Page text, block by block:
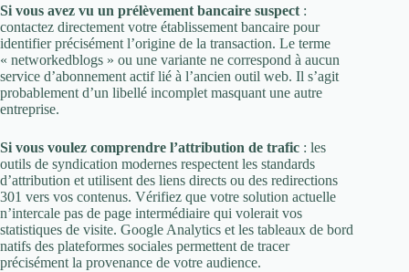
Si vous avez vu un prélèvement bancaire suspect :
contactez directement votre établissement bancaire pour
identifier précisément l’origine de la transaction. Le terme
« networkedblogs » ou une variante ne correspond à aucun
service d’abonnement actif lié à l’ancien outil web. Il s’agit
probablement d’un libellé incomplet masquant une autre
entreprise.
Si vous voulez comprendre l’attribution de trafic : les
outils de syndication modernes respectent les standards
d’attribution et utilisent des liens directs ou des redirections
301 vers vos contenus. Vérifiez que votre solution actuelle
n’intercale pas de page intermédiaire qui volerait vos
statistiques de visite. Google Analytics et les tableaux de bord
natifs des plateformes sociales permettent de tracer
précisément la provenance de votre audience.